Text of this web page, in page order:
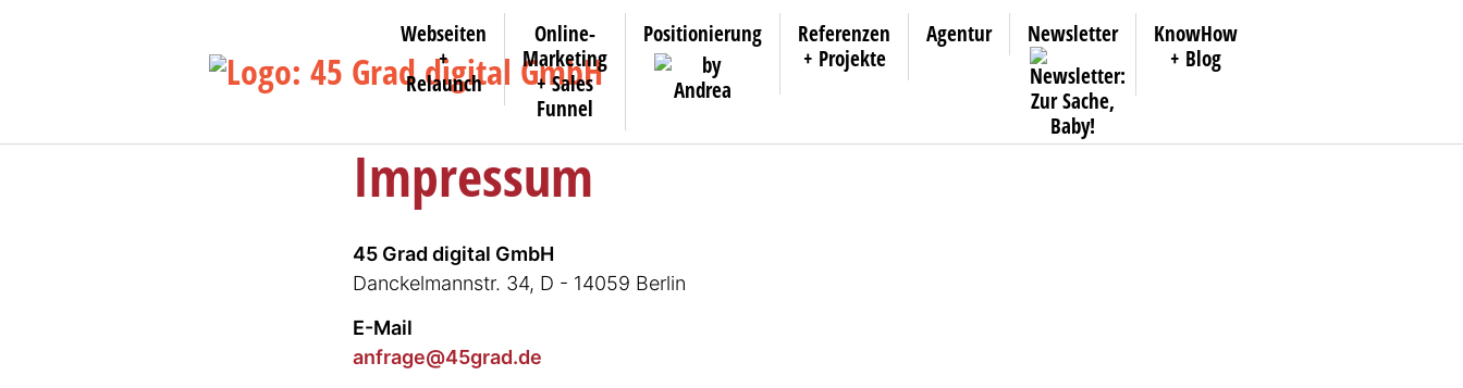
Webseiten
+
Relaunch
Online-
Marketing
+ Sales
Funnel
Positionierung
Referenzen
+ Projekte
Agentur Newsletter
KnowHow
+ Blog
Impressum
45 Grad digital GmbH
Danckel­mannstr. 34, D - 14059 Berlin
E-Mail
anfra­ge@45grad.de